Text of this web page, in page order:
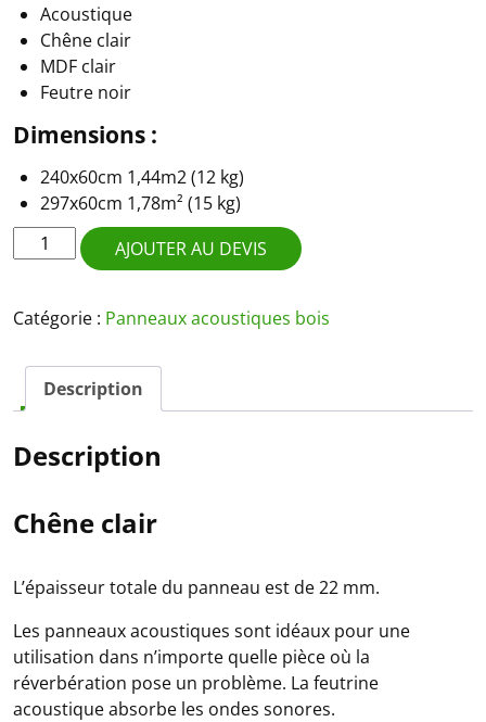
Acoustique
Chêne clair
MDF clair
Feutre noir
Dimensions :
240x60cm 1,44m2 (12 kg)
297x60cm 1,78m² (15 kg)
quantité
de
clair
AJOUTER AU DEVIS
Catégorie : Panneaux acoustiques bois
Description
Description
Chêne clair
L’épaisseur totale du panneau est de 22 mm.
Les panneaux acoustiques sont idéaux pour une
utilisation dans n’importe quelle pièce où la
réverbération pose un problème. La feutrine
acoustique absorbe les ondes sonores.